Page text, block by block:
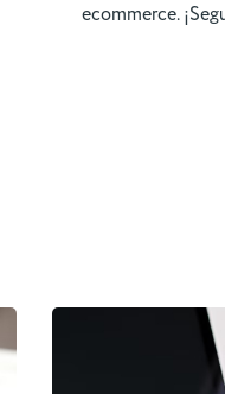
ecommerce.